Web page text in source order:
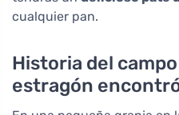
cualquier pan.
Historia del
estragón